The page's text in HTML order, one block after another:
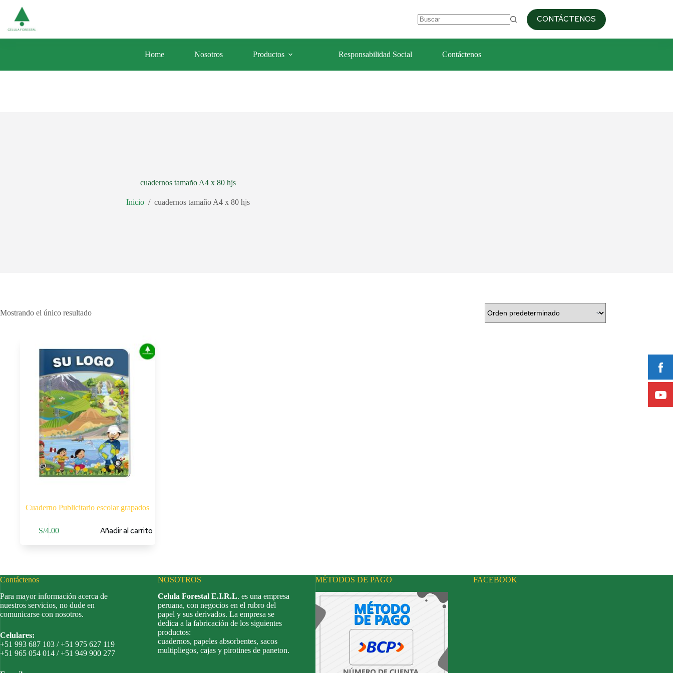
contenido
celulaforestal@celulaforestal.com 09:00am / 6:00pm
+51 993 687 103
resultados
CONTÁCTENOS
Home Nosotros Productos Responsabilidad Social Contáctenos
cuadernos tamaño A4 x 80 hjs
Inicio / cuadernos tamaño A4 x 80 hjs
Mostrando el único resultado
Cuaderno Publicitario escolar grapados
S/4.00 Añadir al carrito
Contáctenos
Para mayor información acerca de
nuestros servicios, no dude en
comunicarse con nosotros.
Celulares:
+51 993 687 103 / +51 975 627 119
+51 965 054 014 / +51 949 900 277
NOSOTROS
Celula Forestal E.I.R.L. es una empresa
peruana, con negocios en el rubro del
papel y sus derivados. La empresa se
dedica a la fabricación de los siguientes
productos:
cuadernos, papeles absorbentes, sacos
multipliegos, cajas y pirotines de paneton.
MÉTODOS DE PAGO FACEBOOK